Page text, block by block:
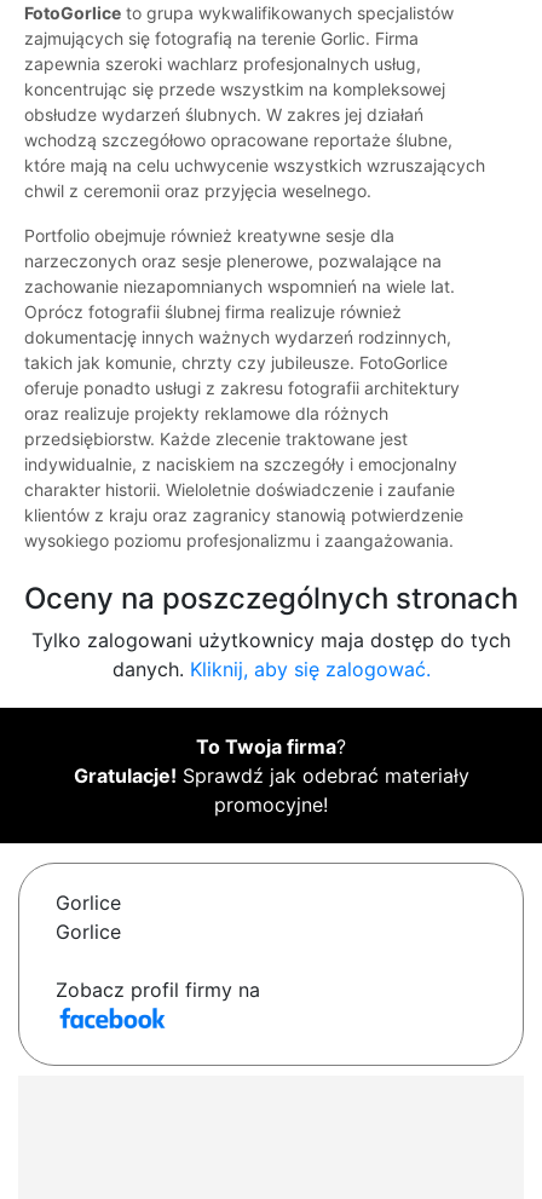
FotoGorlice to grupa wykwalifikowanych specjalistów
zajmujących się fotografią na terenie Gorlic. Firma
zapewnia szeroki wachlarz profesjonalnych usług,
koncentrując się przede wszystkim na kompleksowej
obsłudze wydarzeń ślubnych. W zakres jej działań
wchodzą szczegółowo opracowane reportaże ślubne,
które mają na celu uchwycenie wszystkich wzruszających
chwil z ceremonii oraz przyjęcia weselnego.
Portfolio obejmuje również kreatywne sesje dla
narzeczonych oraz sesje plenerowe, pozwalające na
zachowanie niezapomnianych wspomnień na wiele lat.
Oprócz fotografii ślubnej firma realizuje również
dokumentację innych ważnych wydarzeń rodzinnych,
takich jak komunie, chrzty czy jubileusze. FotoGorlice
oferuje ponadto usługi z zakresu fotografii architektury
oraz realizuje projekty reklamowe dla różnych
przedsiębiorstw. Każde zlecenie traktowane jest
indywidualnie, z naciskiem na szczegóły i emocjonalny
charakter historii. Wieloletnie doświadczenie i zaufanie
klientów z kraju oraz zagranicy stanowią potwierdzenie
wysokiego poziomu profesjonalizmu i zaangażowania.
Oceny na poszczególnych stronach
Tylko zalogowani użytkownicy maja dostęp do tych
danych. Kliknij, aby się zalogować.
To Twoja firma?
Gratulacje! Sprawdź jak odebrać materiały
promocyjne!
Gorlice
Gorlice
Zobacz profil firmy na